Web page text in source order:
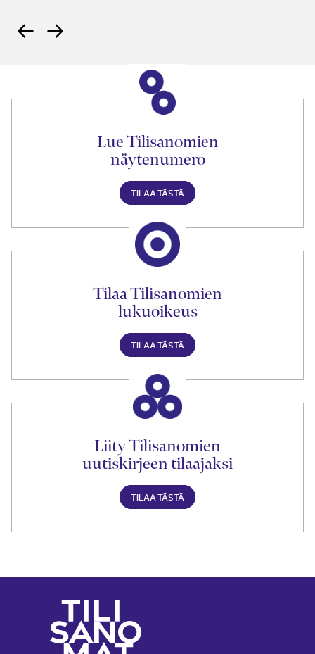
Lue Tilisanomien
näytenumero
TILAA TÄSTÄ
Tilaa Tilisanomien
lukuoikeus
TILAA TÄSTÄ
Liity Tilisanomien
uutiskirjeen tilaajaksi
TILAA TÄSTÄ